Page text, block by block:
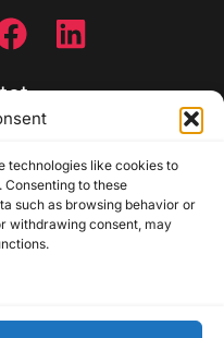
technologies like cookies to
to these
such as browsing behavior or
withdrawing consent, may
policy